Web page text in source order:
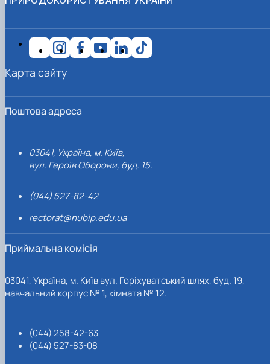
Поштова адреса
03041, Україна, м. Київ,
вул. Героїв Оборони, буд. 15.
(044) 527-82-42
rectorat@nubip.edu.ua
Приймальна комісія
03041, Україна, м. Київ вул. Горіхуватський шлях, буд. 19,
навчальний корпус № 1, кімната № 12.
(044) 258-42-63
(044) 527-83-08
Карта сайту